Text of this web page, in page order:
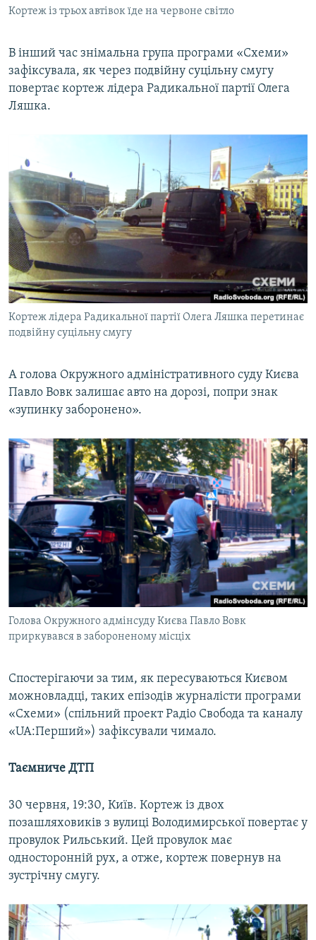
Кортеж із трьох автівок їде на червоне світло
В інший час знімальна група програми «Схеми»
зафіксувала, як через подвійну суцільну смугу
повертає кортеж лідера Радикальної партії Олега
Ляшка.
Кортеж лідера Радикальної партії Олега Ляшка перетинає
подвійну суцільну смугу
А голова Окружного адміністративного суду Києва
Павло Вовк залишає авто на дорозі, попри знак
«зупинку заборонено».
Голова Окружного адмінсуду Києва Павло Вовк
приркувався в забороненому місціх
Спостерігаючи за тим, як пересуваються Києвом
можновладці, таких епізодів журналісти програми
«Схеми» (спільний проект Радіо Свобода та каналу
«UA:Перший») зафіксували чимало.
Таємниче ДТП
30 червня, 19:30, Київ. Кортеж із двох
позашляховиків з вулиці Володимирської повертає у
провулок Рильський. Цей провулок має
односторонній рух, а отже, кортеж повернув на
зустрічну смугу.